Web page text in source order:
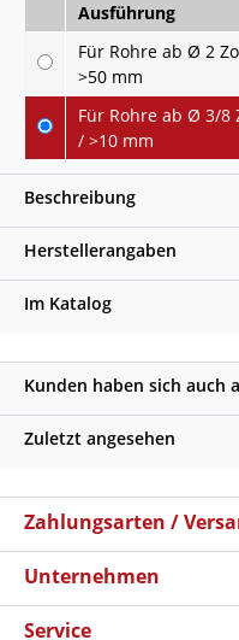
Ausführung
Für Rohre ab Ø 2
>50 mm
Für Rohre ab Ø 3/8
/ >10 mm
Beschreibung
Herstellerangaben
Im Katalog
Kunden haben sich auch
Zuletzt angesehen
Zahlungsarten /
Unternehmen
Service